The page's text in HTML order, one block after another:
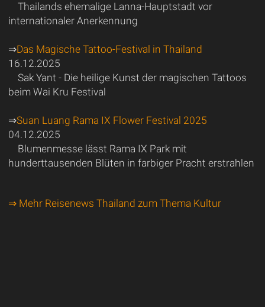
Thailands ehemalige Lanna-Hauptstadt vor
internationaler Anerkennung
⇒Das Magische Tattoo-Festival in Thailand
16.12.2025
Sak Yant - Die heilige Kunst der magischen Tattoos
beim Wai Kru Festival
⇒Suan Luang Rama IX Flower Festival 2025
04.12.2025
Blumenmesse lässt Rama IX Park mit
hunderttausenden Blüten in farbiger Pracht erstrahlen
⇒ Mehr Reisenews Thailand zum Thema Kultur